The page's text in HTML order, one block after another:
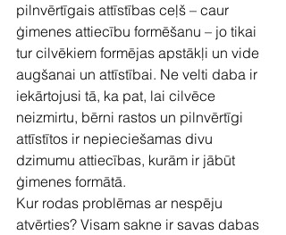
pilnvērtīgais attīstības ceļš – caur
ģimenes attiecību formēšanu – jo tikai
tur cilvēkiem formējas apstākļi un vide
augšanai un attīstībai. Ne velti daba ir
iekārtojusi tā, ka pat, lai cilvēce
neizmirtu, bērni rastos un pilnvērtīgi
attīstītos ir nepieciešamas divu
dzimumu attiecības, kurām ir jābūt
ģimenes formātā.
Kur rodas problēmas ar nespēju
atvērties? Visam sakne ir savas dabas